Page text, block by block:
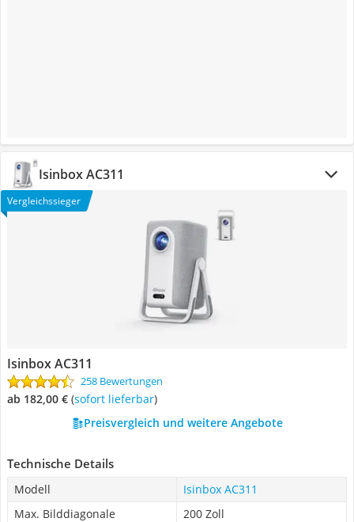
Isinbox AC311
Vergleichssieger
Isinbox AC311
258 Bewertungen
ab 182,00 € ( Sofort lieferbar)
Preisvergleich und weitere Angebote
Technische Details
Modell
Isinbox AC311
Max. Bilddiagonale
200 Zoll